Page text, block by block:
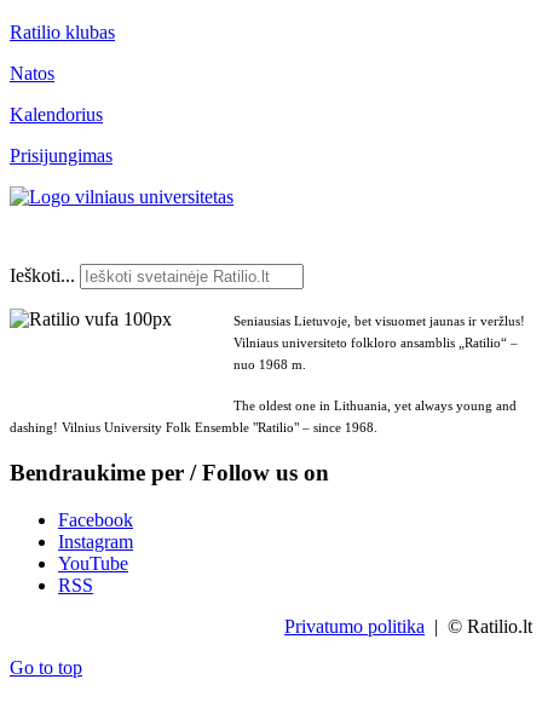
Ratilio klubas
Natos
Kalendorius
Prisijungimas
Ieškoti...
Seniausias Lietuvoje, bet visuomet jaunas ir veržlus!
Vilniaus universiteto folkloro ansamblis „Ratilio“ –
nuo 1968 m.
The oldest one in Lithuania, yet always young and
dashing! Vilnius University Folk Ensemble "Ratilio" – since 1968.
Bendraukime per / Follow us on
Facebook
Instagram
YouTube
RSS
Privatumo politika | © Ratilio.lt
Go to top